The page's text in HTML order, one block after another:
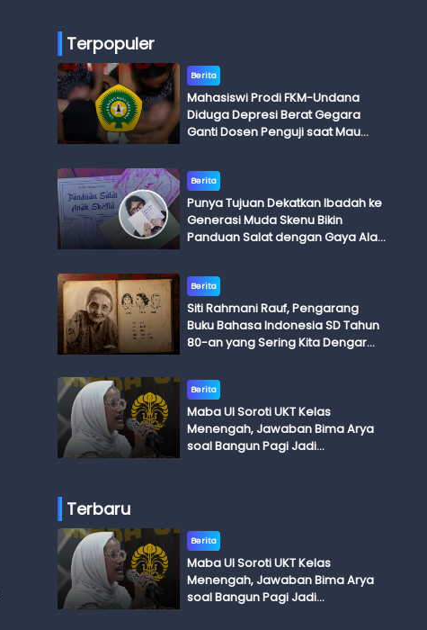
Terpopuler
Berita
Mahasiswi Prodi FKM-Undana
Diduga Depresi Berat Gegara
Ganti Dosen Penguji saat Mau
Berita
Punya Tujuan Dekatkan Ibadah ke
Generasi Muda Skenu Bikin
Panduan Salat dengan Gaya Ala
Berita
Siti Rahmani Rauf, Pengarang
Buku Bahasa Indonesia SD Tahun
80-an yang Sering Kita Dengar
Adik Budi
Berita
Maba UI Soroti UKT Kelas
Menengah, Jawaban Bima Arya
soal Bangun Pagi Jadi
Terbaru
Berita
Maba UI Soroti UKT Kelas
Menengah, Jawaban Bima Arya
soal Bangun Pagi Jadi